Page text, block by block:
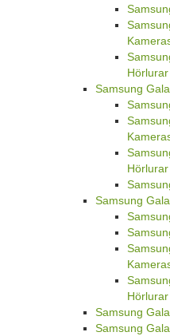
Hörlurar
Samsung
Hörlurar
Samsung
Hörlurar
Samsung
Samsung